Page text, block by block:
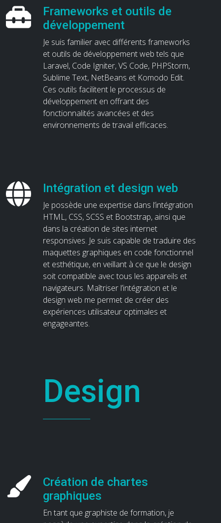
Frameworks et outils de
développement
Je suis familier avec différents frameworks
et outils de développement web tels que
Laravel, Code Igniter, VS Code, PHPStorm,
Sublime Text, NetBeans et Komodo Edit.
Ces outils facilitent le processus de
développement en offrant des
fonctionnalités avancées et des
environnements de travail efficaces.
Intégration et design web
Je possède une expertise dans l’intégration
HTML, CSS, SCSS et Bootstrap, ainsi que
dans la création de sites internet
responsives. Je suis capable de traduire des
maquettes graphiques en code fonctionnel
et esthétique, en veillant à ce que le design
soit compatible avec tous les appareils et
navigateurs. Maîtriser l’intégration et le
design web me permet de créer des
expériences utilisateur optimales et
engageantes.
Design
Création de chartes
graphiques
En tant que graphiste de formation, je